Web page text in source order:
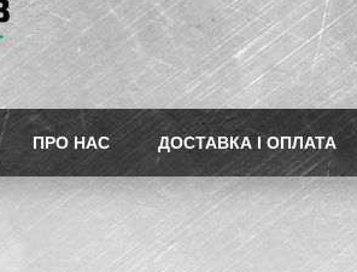
ПРО НАС ДОСТАВКА І ОПЛАТА